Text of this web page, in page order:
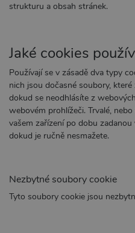
strukturu a obsah stránek.
Jaké cookies
Používají se v zásadě dva typy
nich jsou dočasné soubory,
dokud se neodhlásíte z
webovém prohlížeči. Trvalé,
vašem zařízení po dobu
dokud je ručně nesmažete.
Nezbytné soubory cookie
Tyto soubory cookie jsou